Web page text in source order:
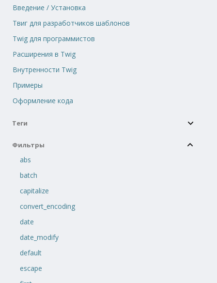
Введение / Установка
Твиг для разработчиков шаблонов
Twig для программистов
Расширения в Twig
Внутренности Twig
Примеры
Оформление кода
Теги
Фильтры
abs
batch
capitalize
convert_encoding
date
date_modify
default
escape